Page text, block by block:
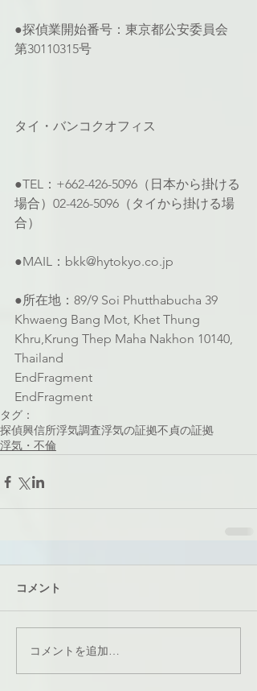
●探偵業開始番号：東京都公安委員会
第30110315号
タイ・バンコクオフィス
●TEL：+662-426-5096（日本から掛ける
場合）02-426-5096（タイから掛ける場
合）
●MAIL：bkk@hytokyo.co.jp
●所在地：89/9 Soi Phutthabucha 39
Khwaeng Bang Mot, Khet Thung
Khru,Krung Thep Maha Nakhon 10140,
Thailand
EndFragment
EndFragment
タグ：
探偵興信所浮気調査浮気の証拠不貞の証拠
浮気・不倫
コメント
コメントを追加…